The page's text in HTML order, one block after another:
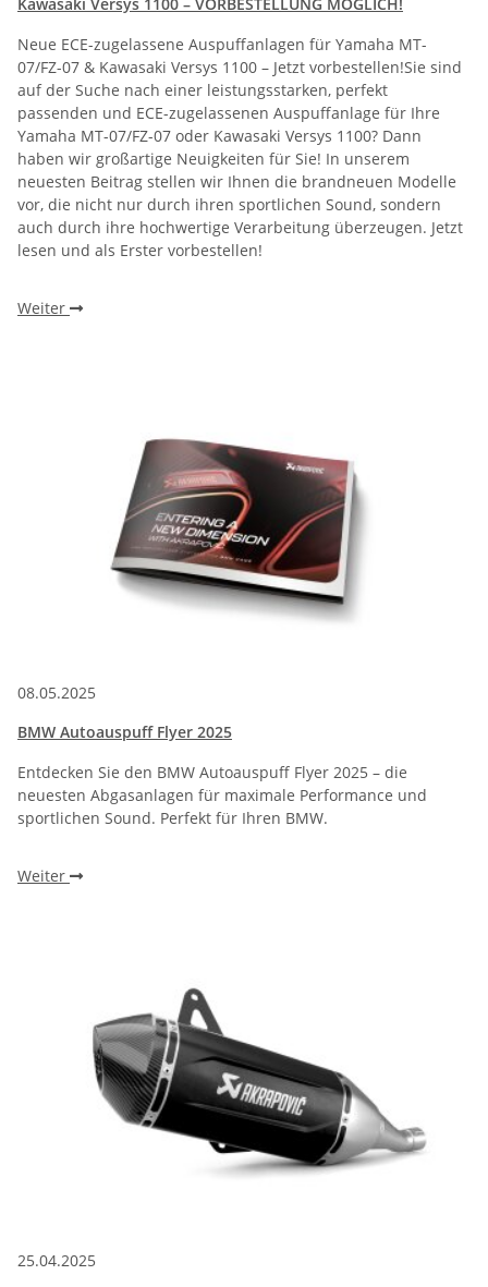
Neue ECE-zugelassene Auspuffanlagen für Yamaha MT-
07/FZ-07 & Kawasaki Versys 1100 – Jetzt vorbestellen!Sie sind
auf der Suche nach einer leistungsstarken, perfekt
passenden und ECE-zugelassenen Auspuffanlage für Ihre
Yamaha MT-07/FZ-07 oder Kawasaki Versys 1100? Dann
haben wir großartige Neuigkeiten für Sie! In unserem
neuesten Beitrag stellen wir Ihnen die brandneuen Modelle
vor, die nicht nur durch ihren sportlichen Sound, sondern
auch durch ihre hochwertige Verarbeitung überzeugen. Jetzt
lesen und als Erster vorbestellen!
Weiter
08.05.2025
BMW Autoauspuff Flyer 2025
Entdecken Sie den BMW Autoauspuff Flyer 2025 – die
neuesten Abgasanlagen für maximale Performance und
sportlichen Sound. Perfekt für Ihren BMW.
Weiter
25.04.2025